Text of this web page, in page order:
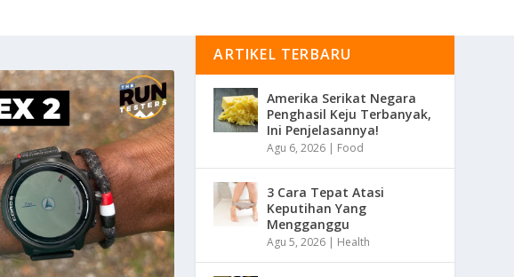
ARTIKEL TERBARU
Amerika Serikat Negara
Penghasil Keju Terbanyak,
Ini Penjelasannya!
Agu 6, 2026 | Food
3 Cara Tepat Atasi
Keputihan Yang
Mengganggu
Agu 5, 2026 | Health